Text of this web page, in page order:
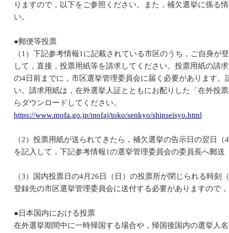
りますので，以下をご参照ください。また，補欠選挙に係る
い。
●郵便等投票
（1）下記参考情報1に記載されている市区のうち，ご自身が
して，直接，投票用紙等を請求してください。投票用紙の請
の4日前までに，市区選挙管理委員会に届く必要があります
い。請求用紙は，在外選挙人証とともにお配りした「在外投
らダウンロードしてください。
https://www.mofa.go.jp/mofaj/toko/senkyo/shinseisyo.html
（2）投票用紙が送られてきたら，補欠選挙の告示日の翌日
を記入して，下記参考情報1の選挙管理委員会の委員長へ郵
（3）国内投票日の4月26日（日）の投票所が閉じられる時
登録先の市区選挙管理委員会に送付する必要がありますので
●日本国内における投票
在外選挙期間中に一時帰国する場合や，帰国後国内の選挙人